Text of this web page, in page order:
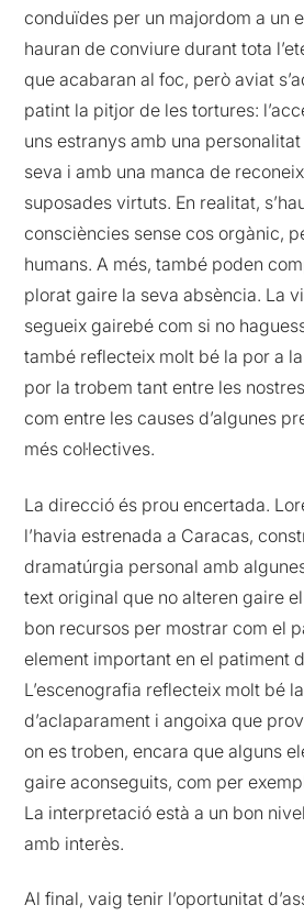
conduïdes per un majordom a un
hauran de conviure durant tota
que acabaran al foc, però aviat
patint la pitjor de les tortures:
uns estranys amb una
seva i amb una manca de
suposades virtuts. En realitat,
consciències sense cos orgànic,
humans. A més, també poden
plorat gaire la seva absència. La
segueix gairebé com si no
també reflecteix molt bé la por a
por la trobem tant entre les
com entre les causes d’algunes
més col·lectives.
La direcció és prou encertada.
l’havia estrenada a Caracas,
dramatúrgia personal amb
text original que no alteren gaire
bon recursos per mostrar com el
element important en el patiment
L’escenografia reflecteix molt bé
d’aclaparament i angoixa que
on es troben, encara que alguns
gaire aconseguits, com per
La interpretació està a un bon
amb interès.
Al final, vaig tenir l’oportunitat